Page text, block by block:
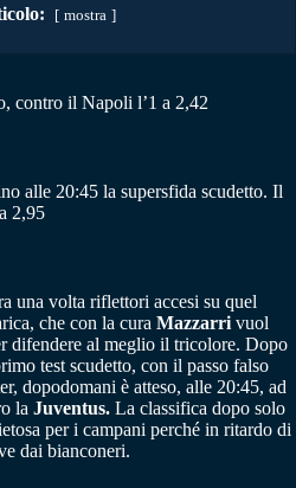
mostra
contro il Napoli l’1 a 2,42
alle 20:45 la supersfida scudetto. Il
2,95
una volta riflettori accesi su quel
che con la cura Mazzarri vuol
difendere al meglio il tricolore. Dopo
test scudetto, con il passo falso
dopodomani è atteso, alle 20:45, ad
la Juventus. La classifica dopo solo
per i campani perché in ritardo di
dai bianconeri.